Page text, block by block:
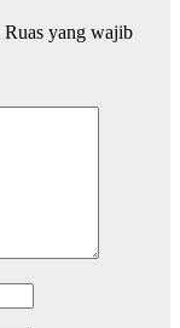
Ruas yang wajib